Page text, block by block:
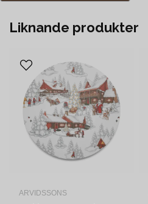
Liknande produkter
ARVIDSSONS